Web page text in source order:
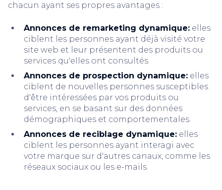
chacun ayant ses propres avantages :
Annonces de remarketing dynamique: elles
ciblent les personnes ayant déjà visité votre
site web et leur présentent des produits ou
services qu'elles ont consultés.
Annonces de prospection dynamique: elles
ciblent de nouvelles personnes susceptibles
d'être intéressées par vos produits ou
services, en se basant sur des données
démographiques et comportementales.
Annonces de reciblage dynamique: elles
ciblent les personnes ayant interagi avec
votre marque sur d'autres canaux, comme les
réseaux sociaux ou les e-mails.